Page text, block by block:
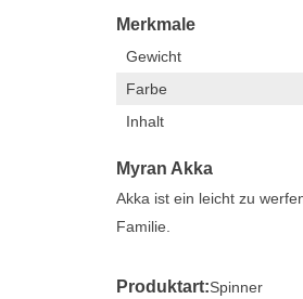
Merkmale
Gewicht
Farbe
Inhalt
Myran Akka
Akka ist ein leicht zu
Familie.
Produktart:Spinner